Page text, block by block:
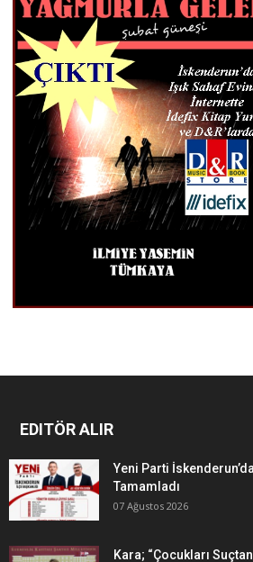
EDITÖR ALIR
Yeni Parti
Tamamladı
07 Ağustos 2026
Kara; “Çocukları